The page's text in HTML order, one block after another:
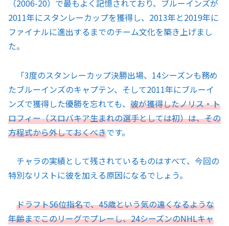
（2006-20）で最もよく記憶されており、ブルーインズが
2011年にスタンレーカップを獲得し、2013年と2019年に
ファイナルに進出するまでのチーム文化を築き上げまし
た。
「3度のスタンレーカップ決勝出場、14シーズンも務め
たブルーインズのキャプテン、そして2011年にブルーイ
ンズで獲得した優勝を忘れても、 彼が獲得したノリス・ト
ロフィー（スロバキア生まれの選手としては初）は、その
方程式から外しておくべきです。
チャラの実績として残されているものはすべて、今回の
特別なリストに彼を加える原因になるでしょう。
ドラフト56位指名で、45歳という気の遠くなるような
年齢までこのリーグでプレーし、24シーズンのNHLキャ